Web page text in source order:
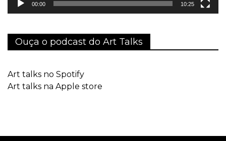
00:00 10:25
Ouça o podcast do Art Talks
Art talks no Spotify
Art talks na Apple store